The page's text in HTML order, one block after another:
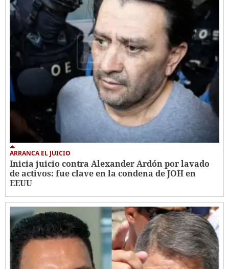
ARRANCA EL JUICIO
Inicia juicio contra Alexander Ardón por lavado
de activos: fue clave en la condena de JOH en
EEUU